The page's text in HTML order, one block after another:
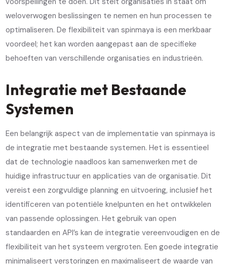
weloverwogen beslissingen te nemen en hun processen te
optimaliseren. De flexibiliteit van spinmaya is een merkbaar
voordeel; het kan worden aangepast aan de specifieke
behoeften van verschillende organisaties en industrieën.
Integratie met Bestaande
Systemen
Een belangrijk aspect van de implementatie van spinmaya is
de integratie met bestaande systemen. Het is essentieel
dat de technologie naadloos kan samenwerken met de
huidige infrastructuur en applicaties van de organisatie. Dit
vereist een zorgvuldige planning en uitvoering, inclusief het
identificeren van potentiële knelpunten en het ontwikkelen
van passende oplossingen. Het gebruik van open
standaarden en API’s kan de integratie vereenvoudigen en de
flexibiliteit van het systeem vergroten. Een goede integratie
minimaliseert verstoringen en maximaliseert de waarde van